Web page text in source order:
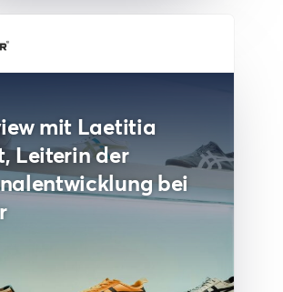
mit Laetitia
Leiterin der
bei